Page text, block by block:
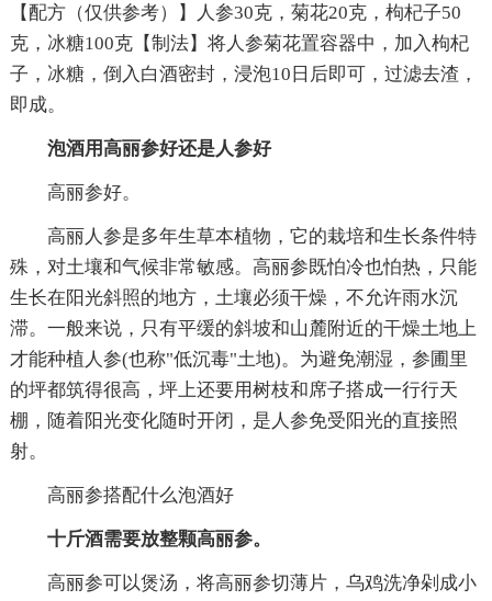
【配方（仅供参考）】人参30克，菊花20克，枸杞子50
克，冰糖100克【制法】将人参菊花置容器中，加入枸杞
子，冰糖，倒入白酒密封，浸泡10日后即可，过滤去渣，
即成。
泡酒用高丽参好还是人参好
高丽参好。
高丽人参是多年生草本植物，它的栽培和生长条件特
殊，对土壤和气候非常敏感。高丽参既怕冷也怕热，只能
生长在阳光斜照的地方，土壤必须干燥，不允许雨水沉
滞。一般来说，只有平缓的斜坡和山麓附近的干燥土地上
才能种植人参(也称"低沉毒"土地)。为避免潮湿，参圃里
的坪都筑得很高，坪上还要用树枝和席子搭成一行行天
棚，随着阳光变化随时开闭，是人参免受阳光的直接照
射。
高丽参搭配什么泡酒好
十斤酒需要放整颗高丽参。
高丽参可以煲汤，将高丽参切薄片，乌鸡洗净剁成小